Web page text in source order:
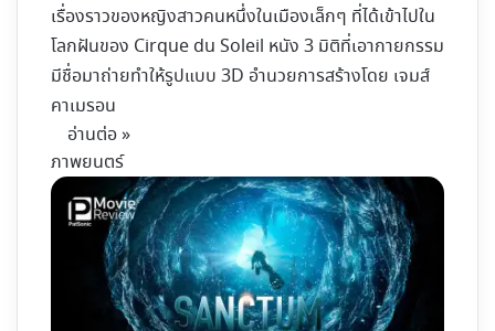
เรื่องราวของหญิงสาวคนหนึ่งในเมืองเล็กๆ ที่ได้เข้าไปใน
โลกฝันของ Cirque du Soleil หนัง 3 มิติที่เอากายกรรม
มีชื่อมาถ่ายทำให้รูปแบบ 3D อำนวยการสร้างโดย เจมส์
คาเมรอน
อ่านต่อ »
ภาพยนตร์